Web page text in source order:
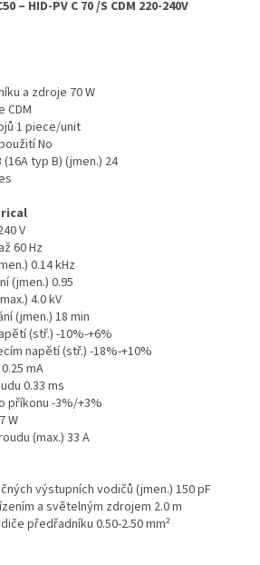
– HID-PV C 70 /S CDM 220-240V
a zdroje 70 W
1 piece/unit
No
typ B) (jmen.) 24
V
60 Hz
0.14 kHz
(jmen.) 0.95
4.0 kV
(jmen.) 18 min
(stř.) -10%-+6%
napětí (stř.) -18%-+10%
mA
0.33 ms
příkonu -3%/+3%
W
(max.) 33 A
výstupních vodičů (jmen.) 150 pF
a světelným zdrojem 2.0 m
předřadníku 0.50-2.50 mm²